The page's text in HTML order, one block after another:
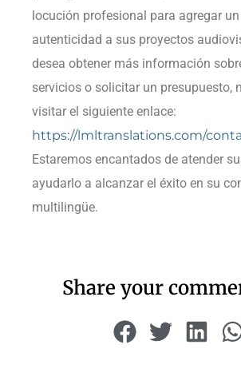
locución profesional para agregar
autenticidad a sus proyectos
desea obtener más información
servicios o solicitar un presupuesto,
visitar el siguiente enlace:
https://lmltranslations.com/
Estaremos encantados de atender
ayudarlo a alcanzar el éxito en su
multilingüe.
Share your